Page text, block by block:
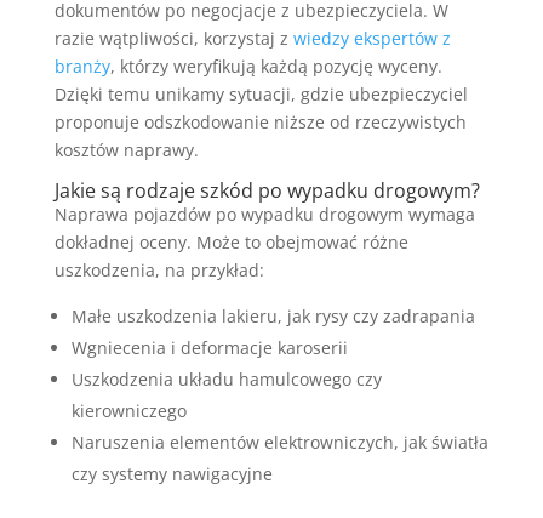
dokumentów po negocjacje z ubezpieczyciela. W
razie wątpliwości, korzystaj z wiedzy ekspertów z
branży, którzy weryfikują każdą pozycję wyceny.
Dzięki temu unikamy sytuacji, gdzie ubezpieczyciel
proponuje odszkodowanie niższe od rzeczywistych
kosztów naprawy.
Jakie są rodzaje szkód po wypadku drogowym?
Naprawa pojazdów po wypadku drogowym wymaga
dokładnej oceny. Może to obejmować różne
uszkodzenia, na przykład:
Małe uszkodzenia lakieru, jak rysy czy zadrapania
Wgniecenia i deformacje karoserii
Uszkodzenia układu hamulcowego czy
kierowniczego
Naruszenia elementów elektrowniczych, jak światła
czy systemy nawigacyjne